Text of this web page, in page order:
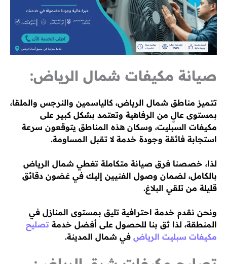
صيانة مكيفات شمال الرياض:
تتميز مناطق شمال الرياض، كالياسمين والنرجس والملقا،
بمستوى عالٍ من الرفاهية وتعتمد بشكل كبير على
مكيفات السبليت، وسكان هذه المناطق يتوقعون سرعة
استجابة فائقة وجودة خدمة لا تقبل المساومة.
لذا، خصصنا فرق صيانة متكاملة تغطي شمال الرياض
بالكامل، لضمان وصول الفنيين إليك في غضون دقائق
قليلة من تلقي البلاغ.
ونحن نقدم خدمة احترافية تليق بمستوى المنازل في
المنطقة، لذا ثق بنا للحصول على أفضل خدمة تصليح
مكيفات سبليت الرياض في شمال المدينة.